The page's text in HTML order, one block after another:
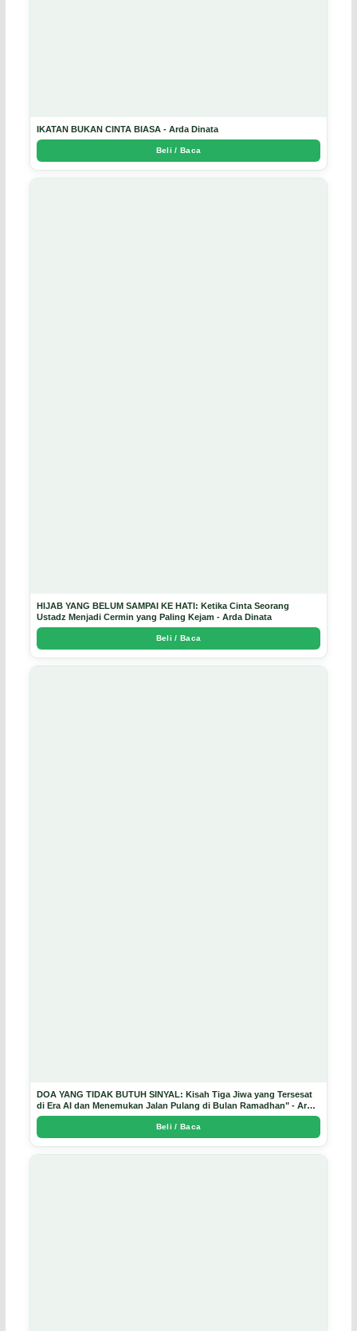
IKATAN BUKAN CINTA BIASA - Arda Dinata
Beli / Baca
HIJAB YANG BELUM SAMPAI KE HATI: Ketika Cinta Seorang
Ustadz Menjadi Cermin yang Paling Kejam - Arda Dinata
Beli / Baca
DOA YANG TIDAK BUTUH SINYAL: Kisah Tiga Jiwa yang Tersesat
di Era AI dan Menemukan Jalan Pulang di Bulan Ramadhan" - Arda
Dinata
Beli / Baca